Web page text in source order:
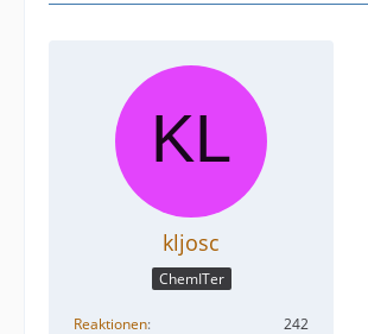
kljosc
ChemITer
Reaktionen
242